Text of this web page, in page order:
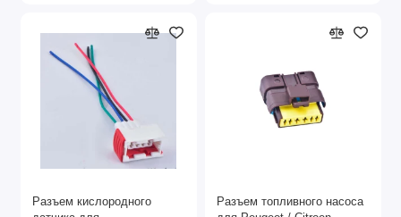
Разъем кислородного
Разъем топливного насоса